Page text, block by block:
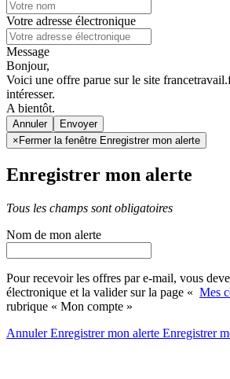
Votre adresse électronique
Message
Bonjour,
Voici une offre parue sur le site
intéresser.
A bientôt.
Annuler
× Fermer la fenêtre Enregistrer mon alerte
Enregistrer mon alerte
Tous les champs sont obligatoires
Nom de mon alerte
Pour recevoir les offres par e-mail, vous
électronique et la valider sur la page « Mes
rubrique « Mon compte »
AnnulerEnregistrer mon alerte Enregistrer